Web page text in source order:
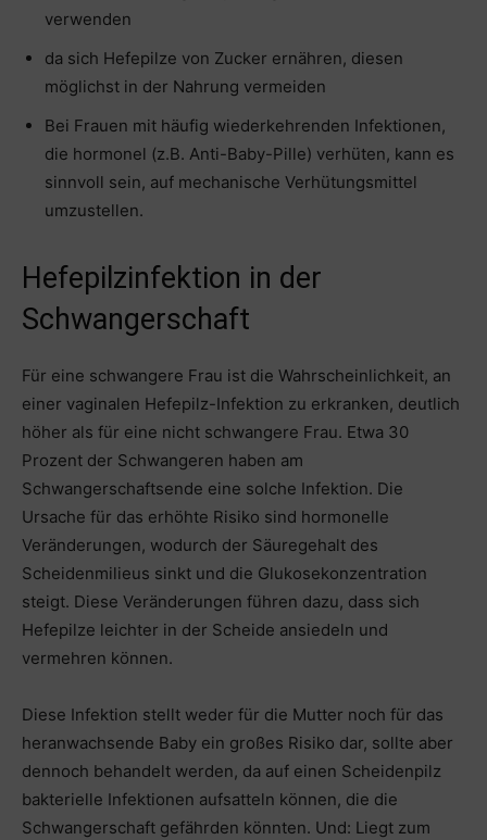
verwenden
da sich Hefepilze von Zucker ernähren, diesen
möglichst in der Nahrung vermeiden
Bei Frauen mit häufig wiederkehrenden Infektionen,
die hormonel (z.B. Anti-Baby-Pille) verhüten, kann es
sinnvoll sein, auf mechanische Verhütungsmittel
umzustellen.
Hefepilzinfektion in der
Schwangerschaft
Für eine schwangere Frau ist die Wahrscheinlichkeit, an
einer vaginalen Hefepilz-Infektion zu erkranken, deutlich
höher als für eine nicht schwangere Frau. Etwa 30
Prozent der Schwangeren haben am
Schwangerschaftsende eine solche Infektion. Die
Ursache für das erhöhte Risiko sind hormonelle
Veränderungen, wodurch der Säuregehalt des
Scheidenmilieus sinkt und die Glukosekonzentration
steigt. Diese Veränderungen führen dazu, dass sich
Hefepilze leichter in der Scheide ansiedeln und
vermehren können.
Diese Infektion stellt weder für die Mutter noch für das
heranwachsende Baby ein großes Risiko dar, sollte aber
dennoch behandelt werden, da auf einen Scheidenpilz
bakterielle Infektionen aufsatteln können, die die
Schwangerschaft gefährden könnten. Und: Liegt zum